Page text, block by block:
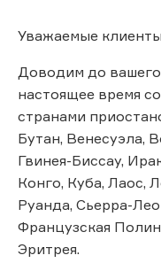
Уважаемые
Доводим до
настоящее время
странами
Бутан, Венесуэла,
Гвинея-Биссау,
Конго, Куба, Лаос,
Руанда, Сьерра-
Французская
Эритрея.